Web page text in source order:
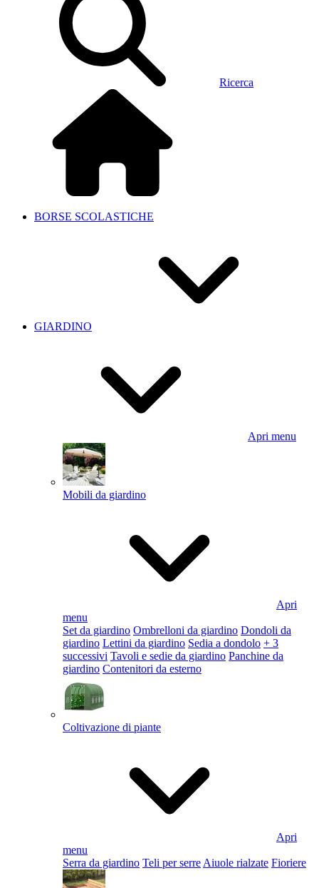
Ricerca
BORSE SCOLASTICHE
GIARDINO
Apri menu
Mobili da giardino
Apri
menu
Set da giardino Ombrelloni da giardino Dondoli da
giardino Lettini da giardino Sedia a dondolo + 3
successivi Tavoli e sedie da giardino Panchine da
giardino Contenitori da esterno
Coltivazione di piante
Apri
menu
Serra da giardino Teli per serre Aiuole rialzate Fioriere